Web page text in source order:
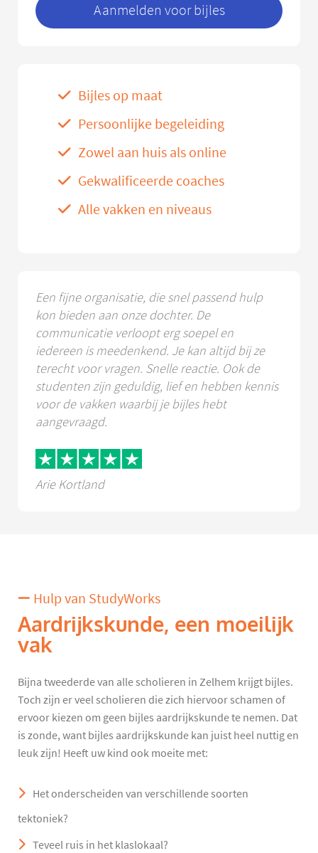
Aanmelden voor bijles
Bijles op maat
Persoonlijke begeleiding
Zowel aan huis als online
Gekwalificeerde coaches
Alle vakken en niveaus
Een fijne organisatie, die snel passend hulp
kon bieden aan onze dochter. De
communicatie verloopt erg soepel en
iedereen is meedenkend. Je kan altijd bij ze
terecht voor vragen. Snelle reactie. Ook de
studenten zijn geduldig, lief en hebben kennis
voor de vakken waarbij je bijles hebt
aangevraagd.
Arie Kortland
Hulp van StudyWorks
Aardrijkskunde, een moeilijk
vak
Bijna tweederde van alle scholieren in Zelhem krijgt bijles.
Toch zijn er veel scholieren die zich hiervoor schamen of
ervoor kiezen om geen bijles aardrijkskunde te nemen. Dat
is zonde, want bijles aardrijkskunde kan juist heel nuttig en
leuk zijn! Heeft uw kind ook moeite met:
Het onderscheiden van verschillende soorten
tektoniek?
Teveel ruis in het klaslokaal?